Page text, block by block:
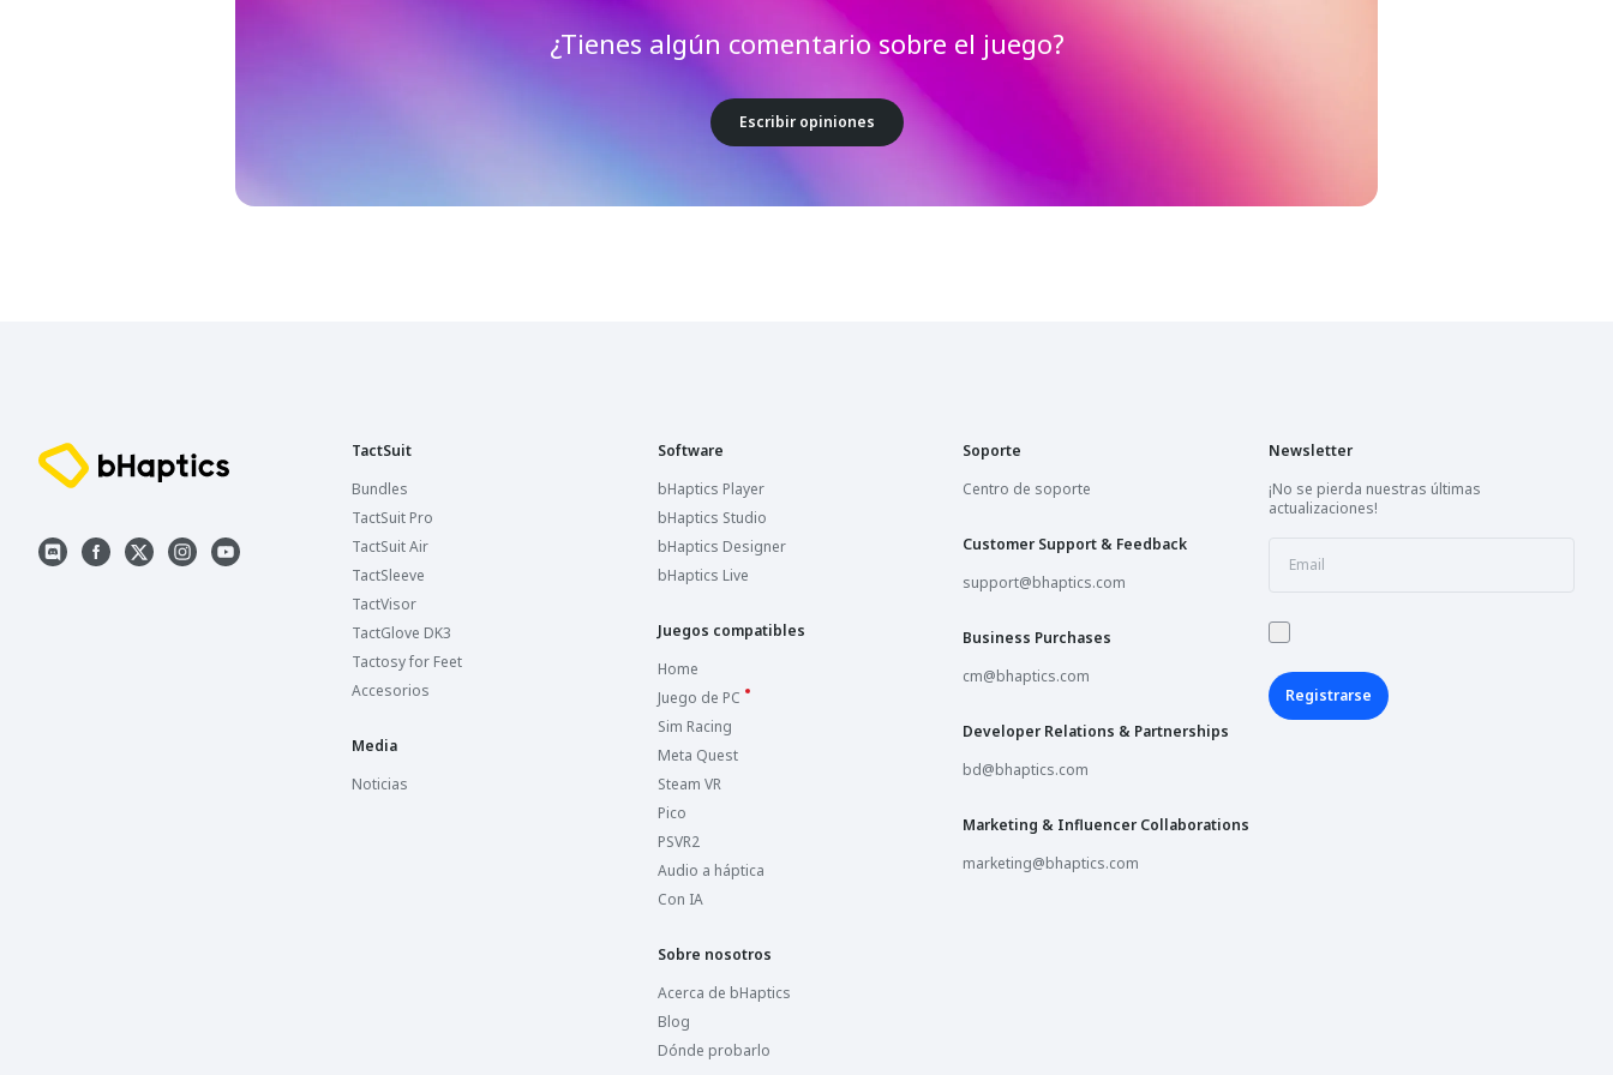
¿Tienes algún comentario sobre el juego?
Escribir opiniones
TactSuit
Bundles
TactSuit Pro
TactSuit Air
TactSleeve
TactVisor
TactGlove DK3
Tactosy for Feet
Accesorios
Media
Noticias
Software
bHaptics Player
bHaptics Studio
bHaptics Designer
bHaptics Live
Juegos compatibles
Home
Juego de PC
Sim Racing
Meta Quest
Steam VR
Pico
PSVR2
Audio a háptica
Con IA
Sobre nosotros
Acerca de bHaptics
Blog
Dónde probarlo
Soporte
Centro de soporte
Customer Support & Feedback
support@bhaptics.com
Business Purchases
cm@bhaptics.com
Developer Relations & Partnerships
bd@bhaptics.com
Marketing & Influencer Collaborations
marketing@bhaptics.com
Newsletter
¡No se pierda nuestras últimas
actualizaciones!
Registrarse